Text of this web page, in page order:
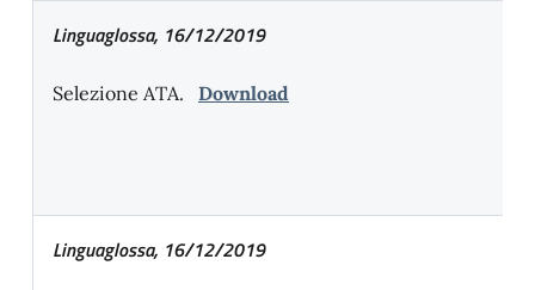
Linguaglossa, 16/12/2019
Selezione ATA. Download
Linguaglossa, 16/12/2019